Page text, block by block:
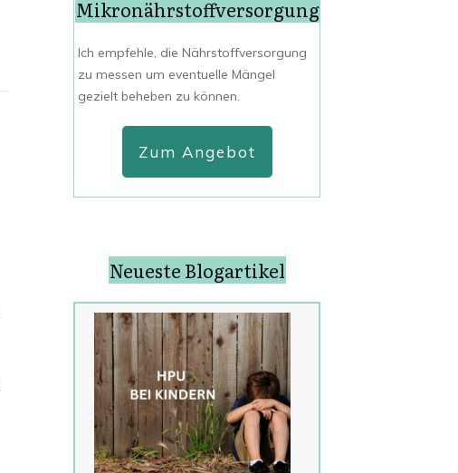
Mikronährstoffversorgung
Ich empfehle, die Nährstoffversorgung
zu messen um eventuelle Mängel
gezielt beheben zu können.
Zum Angebot
Neueste Blogartikel